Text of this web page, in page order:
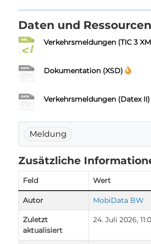
Daten und Ressourcen
Verkehrsmeldungen (TIC 3
Dokumentation (XSD)
Verkehrsmeldungen (Datex II)
Meldung
Zusätzliche
Feld Wert
Autor MobiData BW
Zuletzt
aktualisiert
24. Juli 2026,